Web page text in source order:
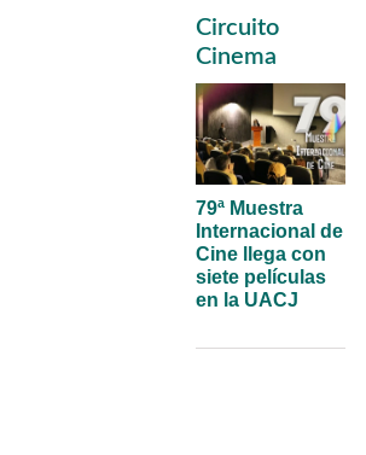
Primary
Sidebar
Circuito
Cinema
79ª Muestra
Internacional de
Cine llega con
siete películas
en la UACJ